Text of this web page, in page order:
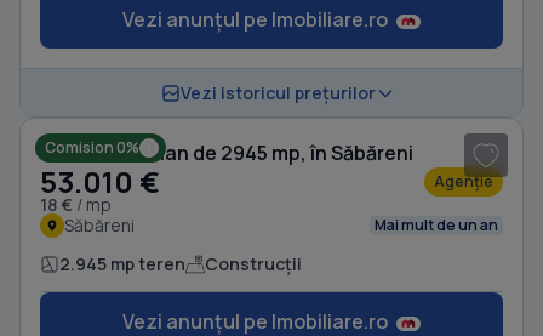
Vezi anunțul pe Imobiliare.ro
Vezi istoricul prețurilor
Comision 0%
Teren intravilan de 2945 mp, în Săbăreni
53.010 €
18 € / mp
Agenție
Săbăreni Mai mult de un an
2.945 mp teren Construcții
Vezi anunțul pe Imobiliare.ro